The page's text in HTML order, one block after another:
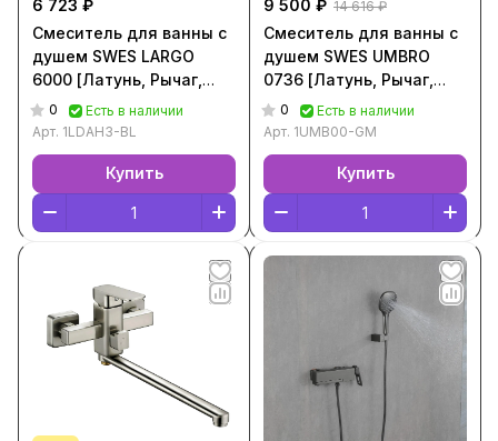
6 723 ₽
Смеситель для ванны с
душем SWES LARGO
6000 [Латунь, Рычаг,
Круглый, Чёрный,
1LDAH3-BL]
0
Есть в наличии
Арт. 1LDAH3-BL
Купить
9 500 ₽ 14 616 ₽
Смеситель для ванны с
душем SWES UMBRO
0736 [Латунь, Рычаг,
Круглый, Воронённый,
1UMB00-GM]
0
Есть в наличии
Арт. 1UMB00-GM
Купить